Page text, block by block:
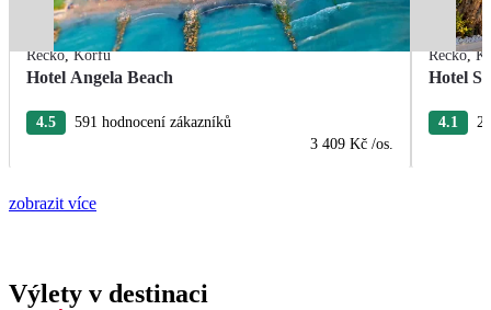
Řecko,Korfu
Hotel Angela Beach
4.5
591 hodnocení zákazníků
3 409 Kč /os.
Řecko,
Hotel
4.1
zobrazit více
Výlety v destinaci